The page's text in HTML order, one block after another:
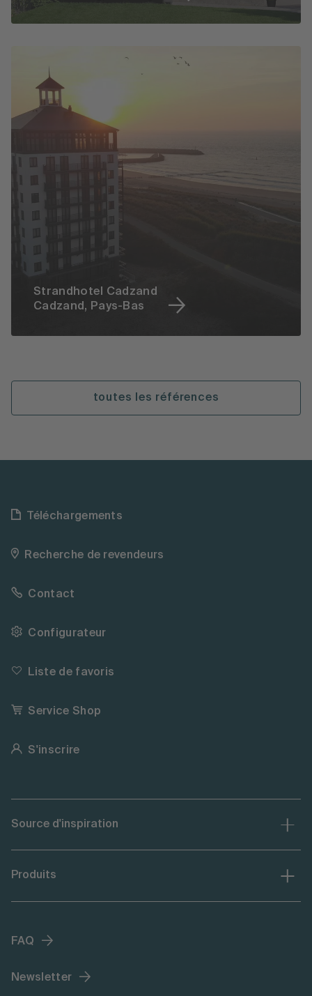
Strandhotel Cadzand
Cadzand, Pays-Bas
toutes les références
Téléchargements
Recherche de revendeurs
Contact
Configurateur
Liste de favoris
Service Shop
S'inscrire
Source d'inspiration
Produits
FAQ
Newsletter